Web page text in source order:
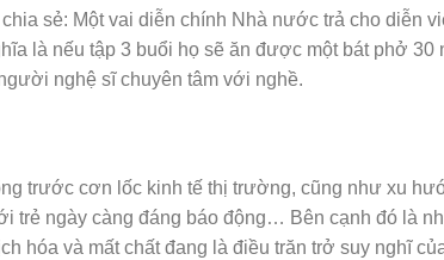
sẻ: Một vai diễn chính Nhà nước trả cho diễn
là nếu tập 3 buổi họ sẽ ăn được một bát phở 30
nghệ sĩ chuyên tâm với nghề.
trước cơn lốc kinh tế thị trường, cũng như xu
trẻ ngày càng đáng báo động… Bên cạnh đó là
hóa và mất chất đang là điều trăn trở suy nghĩ